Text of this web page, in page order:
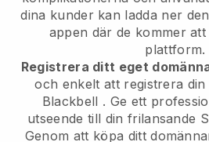
dina kunder kan ladda ner
appen där de kommer
plattform.
Registrera ditt eget
och enkelt att registrera din
Blackbell . Ge ett
utseende till din frilansande
Genom att köpa ditt